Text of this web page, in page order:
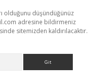
olduğunu düşündüğünüz
adresine bildirmeniz
sitemizden kaldırılacaktır.